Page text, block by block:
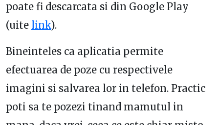
poate fi descarcata si din Google Play
(uite link).
Bineinteles ca aplicatia permite
efectuarea de poze cu respectivele
imagini si salvarea lor in telefon. Practic
poti sa te pozezi tinand mamutul in